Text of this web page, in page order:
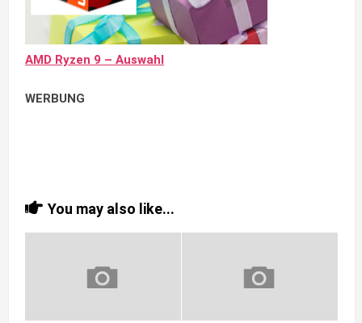
AMD Ryzen 9 – Auswahl
WERBUNG
You may also like...